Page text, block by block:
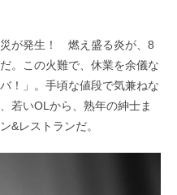
災が発生！ 燃え盛る炎が、8
。 この火難で、休業を余儀な
！」。 手頃な値段で気兼ねな
若いOLから、熟年の紳士ま
&レストランだ。